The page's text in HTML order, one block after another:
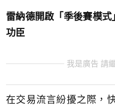
雷納德開啟「季後賽模
功臣
我是廣告 請
在交易流言紛擾之際，